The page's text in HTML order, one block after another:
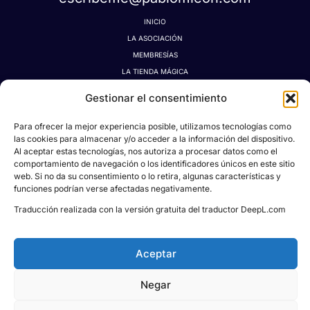
Gestionar el consentimiento
Para ofrecer la mejor experiencia posible, utilizamos tecnologías como
las cookies para almacenar y/o acceder a la información del dispositivo.
Al aceptar estas tecnologías, nos autoriza a procesar datos como el
comportamiento de navegación o los identificadores únicos en este sitio
web. Si no da su consentimiento o lo retira, algunas características y
funciones podrían verse afectadas negativamente.
Traducción realizada con la versión gratuita del traductor DeepL.com
Aceptar
Negar
INICIO
LA ASOCIACIÓN
MEMBRESÍAS
LA TIENDA MÁGICA
BLOG
MI CUENTA
AVISO LEGAL
POLÍTICA DE PRIVACIDAD
POLÍTICA DE COOKIES
CONDICIONES DE DONACIONES, RESERVAS Y CANCELACIONES
Todos los derechos © 2026Asociación Proyecto
Social Pablo M. León| Powered & Designed